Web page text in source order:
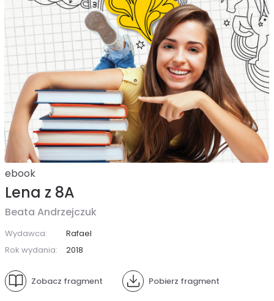
ebook
Lena z 8A
Beata Andrzejczuk
Wydawca:
Rafael
Rok wydania:
2018
Zobacz fragment Pobierz fragment